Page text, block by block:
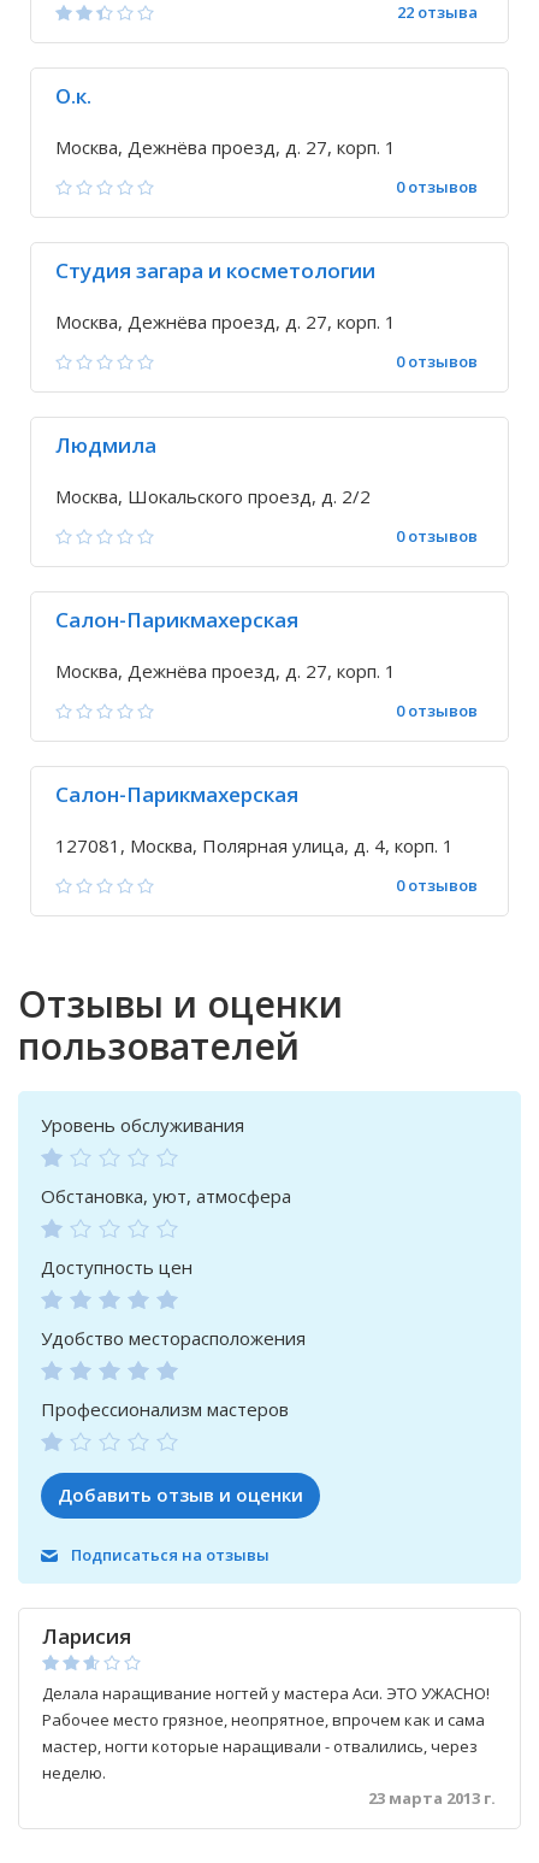
22 отзыва
О.к.
Москва, Дежнёва проезд, д. 27, корп. 1
0 отзывов
Студия загара и косметологии
Москва, Дежнёва проезд, д. 27, корп. 1
0 отзывов
Людмила
Москва, Шокальского проезд, д. 2/2
0 отзывов
Салон-Парикмахерская
Москва, Дежнёва проезд, д. 27, корп. 1
0 отзывов
Салон-Парикмахерская
127081, Москва, Полярная улица, д. 4, корп. 1
0 отзывов
Отзывы и оценки
пользователей
Уровень обслуживания
Обстановка, уют, атмосфера
Доступность цен
Удобство месторасположения
Профессионализм мастеров
Добавить отзыв и оценки
Подписаться на отзывы
Ларисия
Делала наращивание ногтей у мастера Аси. ЭТО УЖАСНО!
Рабочее место грязное, неопрятное, впрочем как и сама
мастер, ногти которые наращивали - отвалились, через
неделю.
23 марта 2013 г.